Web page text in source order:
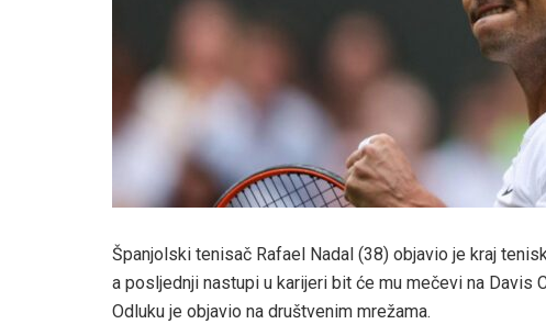
Španjolski tenisač Rafael Nadal (38) objavio je kraj
a posljednji nastupi u karijeri bit će mu mečevi na Davis
Odluku je objavio na društvenim mrežama.